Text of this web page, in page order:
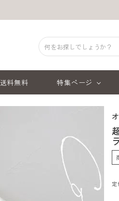
送料無料 特集ページ
定